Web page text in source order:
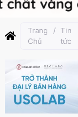
Trang
Chủ
/ Tin
tức